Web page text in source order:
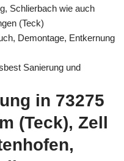
Schlierbach wie auch
(Teck)
Demontage, Entkernung
Sanierung und
in 73275
(Teck), Zell